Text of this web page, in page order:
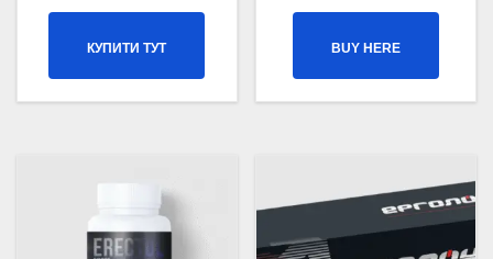
КУПИТИ ТУТ BUY HERE